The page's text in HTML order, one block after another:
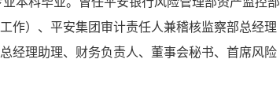
作）、平安集团审计责任人兼稽核监察部总经理
经理助理、财务负责人、董事会秘书、首席风险